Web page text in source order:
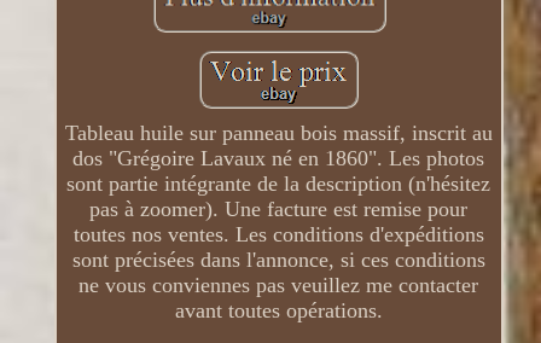
Tableau huile sur panneau bois massif, inscrit au
dos "Grégoire Lavaux né en 1860". Les photos
sont partie intégrante de la description (n'hésitez
pas à zoomer). Une facture est remise pour
toutes nos ventes. Les conditions d'expéditions
sont précisées dans l'annonce, si ces conditions
ne vous conviennes pas veuillez me contacter
avant toutes opérations.